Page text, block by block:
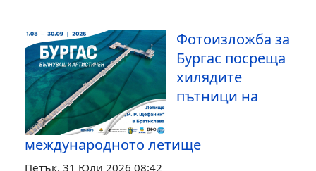
Фотоизложба за
Бургас посреща
хилядите
пътници на
международното летище
Петък, 31 Юли 2026 08:42